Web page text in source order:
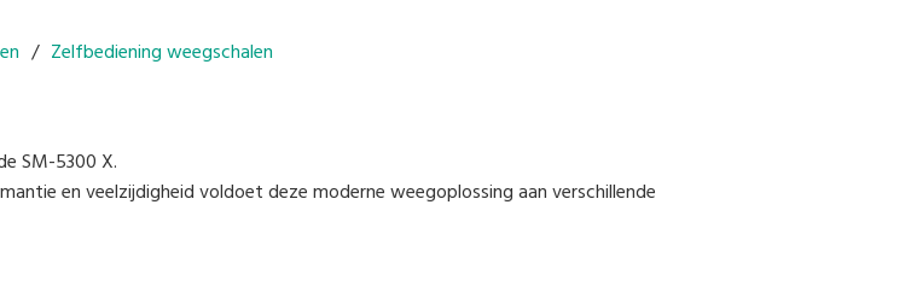
Zelfbediening weegschalen
SM-5300 X.
en veelzijdigheid voldoet deze moderne weegoplossing aan verschillende
gebruikersinterface